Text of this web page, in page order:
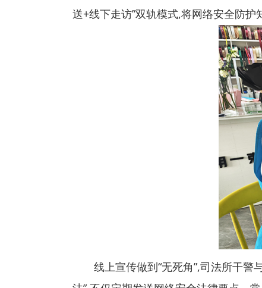
送+线下走访”双轨模式,将网络安全防护
线上宣传做到“无死角”,司法所干警